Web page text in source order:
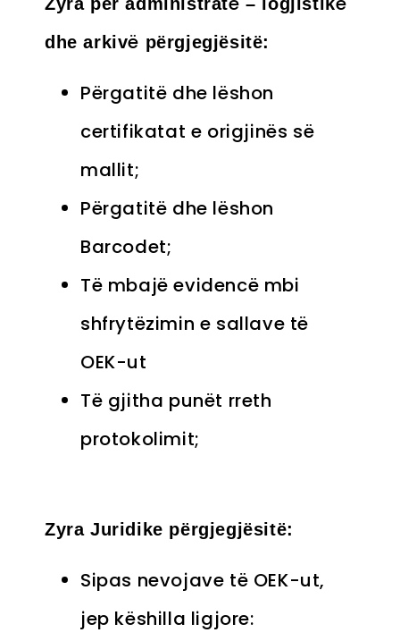
dhe arkivë përgjegjësitë:
Përgatitë dhe lëshon
certifikatat e origjinës së
mallit;
Përgatitë dhe lëshon
Barcodet;
Të mbajë evidencë mbi
shfrytëzimin e sallave të
OEK-ut
Të gjitha punët rreth
protokolimit;
Zyra Juridike përgjegjësitë:
Sipas nevojave të OEK-ut,
jep këshilla ligjore: